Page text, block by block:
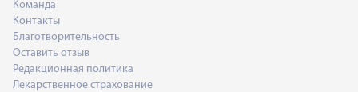
Команда
Контакты
Благотворительность
Оставить отзыв
Редакционная политика
Лекарственное страхование